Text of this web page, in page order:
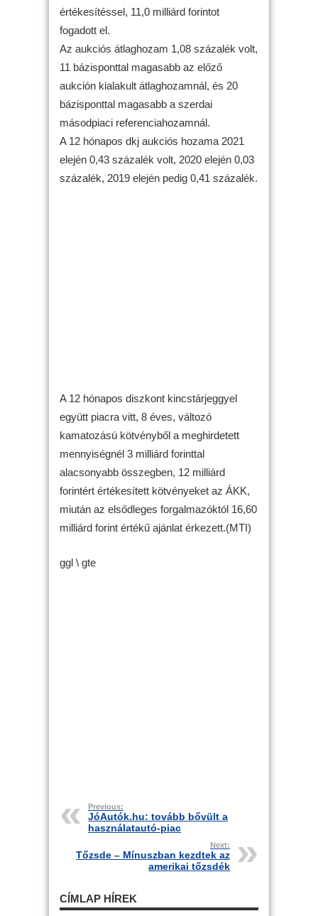
értékesítéssel, 11,0 milliárd forintot
fogadott el.
Az aukciós átlaghozam 1,08 százalék volt,
11 bázisponttal magasabb az előző
aukción kialakult átlaghozamnál, és 20
bázisponttal magasabb a szerdai
másodpiaci referenciahozamnál.
A 12 hónapos dkj aukciós hozama 2021
elején 0,43 százalék volt, 2020 elején 0,03
százalék, 2019 elején pedig 0,41 százalék.
A 12 hónapos diszkont kincstárjeggyel
együtt piacra vitt, 8 éves, változó
kamatozású kötvényből a meghirdetett
mennyiségnél 3 milliárd forinttal
alacsonyabb összegben, 12 milliárd
forintért értékesített kötvényeket az ÁKK,
miután az elsődleges forgalmazóktól 16,60
milliárd forint értékű ajánlat érkezett.(MTI)
ggl \ gte
Previous:
JóAutók.hu: tovább bővült a
használatautó-piac
Next:
Tőzsde – Mínuszban kezdtek az
amerikai tőzsdék
CÍMLAP HÍREK